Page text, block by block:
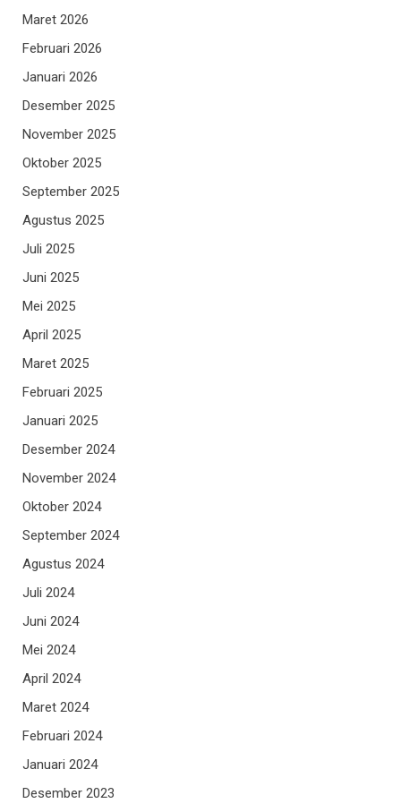
Maret 2026
Februari 2026
Januari 2026
Desember 2025
November 2025
Oktober 2025
September 2025
Agustus 2025
Juli 2025
Juni 2025
Mei 2025
April 2025
Maret 2025
Februari 2025
Januari 2025
Desember 2024
November 2024
Oktober 2024
September 2024
Agustus 2024
Juli 2024
Juni 2024
Mei 2024
April 2024
Maret 2024
Februari 2024
Januari 2024
Desember 2023